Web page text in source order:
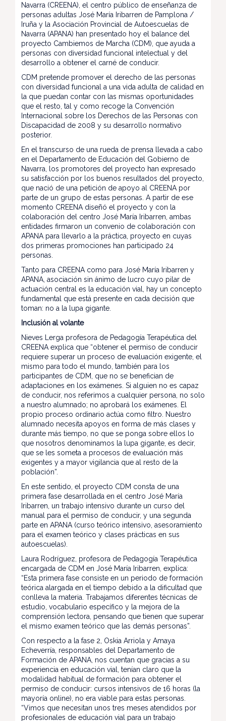
Navarra (CREENA), el centro público de enseñanza de
personas adultas José María Iribarren de Pamplona /
Iruña y la Asociación Provincial de Autoescuelas de
Navarra (APANA) han presentado hoy el balance del
proyecto Cambiemos de Marcha (CDM), que ayuda a
personas con diversidad funcional intelectual y del
desarrollo a obtener el carné de conducir.
CDM pretende promover el derecho de las personas
con diversidad funcional a una vida adulta de calidad en
la que puedan contar con las mismas oportunidades
que el resto, tal y como recoge la Convención
Internacional sobre los Derechos de las Personas con
Discapacidad de 2008 y su desarrollo normativo
posterior.
En el transcurso de una rueda de prensa llevada a cabo
en el Departamento de Educación del Gobierno de
Navarra, los promotores del proyecto han expresado
su satisfacción por los buenos resultados del proyecto,
que nació de una petición de apoyo al CREENA por
parte de un grupo de estas personas. A partir de ese
momento CREENA diseñó el proyecto y con la
colaboración del centro José María Iribarren, ambas
entidades firmaron un convenio de colaboración con
APANA para llevarlo a la práctica, proyecto en cuyas
dos primeras promociones han participado 24
personas.
Tanto para CREENA como para José María Iribarren y
APANA, asociación sin ánimo de lucro cuyo pilar de
actuación central es la educación vial, hay un concepto
fundamental que está presente en cada decisión que
toman: no a la lupa gigante.
Inclusión al volante
Nieves Lerga profesora de Pedagogía Terapéutica del
CREENA explica que “obtener el permiso de conducir
requiere superar un proceso de evaluación exigente, el
mismo para todo el mundo, también para los
participantes de CDM, que no se benefician de
adaptaciones en los exámenes. Si alguien no es capaz
de conducir, nos referimos a cualquier persona, no solo
a nuestro alumnado; no aprobará los exámenes. El
propio proceso ordinario actúa como filtro. Nuestro
alumnado necesita apoyos en forma de más clases y
durante más tiempo, no que se ponga sobre ellos lo
que nosotros denominamos la lupa gigante, es decir,
que se les someta a procesos de evaluación más
exigentes y a mayor vigilancia que al resto de la
población”.
En este sentido, el proyecto CDM consta de una
primera fase desarrollada en el centro José María
Iribarren, un trabajo intensivo durante un curso del
manual para el permiso de conducir, y una segunda
parte en APANA (curso teórico intensivo, asesoramiento
para el examen teórico y clases prácticas en sus
autoescuelas).
Laura Rodríguez, profesora de Pedagogía Terapéutica
encargada de CDM en José María Iribarren, explica:
“Esta primera fase consiste en un periodo de formación
teórica alargada en el tiempo debido a la dificultad que
conlleva la materia. Trabajamos diferentes técnicas de
estudio, vocabulario específico y la mejora de la
comprensión lectora, pensando que tienen que superar
el mismo examen teórico que las demás personas”.
Con respecto a la fase 2, Oskia Arriola y Amaya
Echeverría, responsables del Departamento de
Formación de APANA, nos cuentan que gracias a su
experiencia en educación vial, tenían claro que la
modalidad habitual de formación para obtener el
permiso de conducir: cursos intensivos de 16 horas (la
mayoría online), no era viable para estas personas.
“Vimos que necesitan unos tres meses atendidos por
profesionales de educación vial para un trabajo